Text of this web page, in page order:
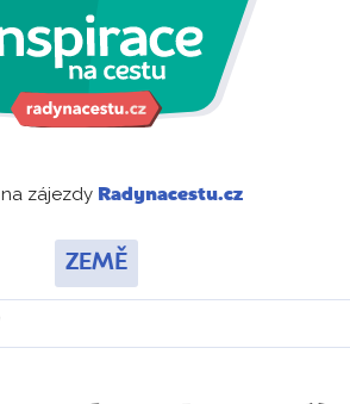
na zájezdy Radynacestu.cz
ZEMĚ